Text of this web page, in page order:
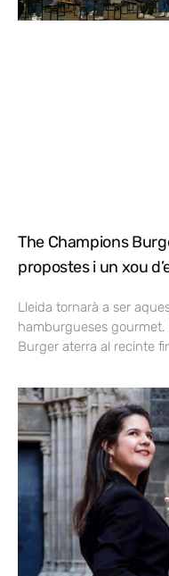
The Champions
propostes i un xou
Lleida tornarà a ser
hamburgueses gourmet.
Burger aterra al recinte